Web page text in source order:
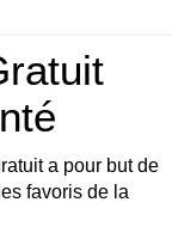
a pour but de
favoris de la